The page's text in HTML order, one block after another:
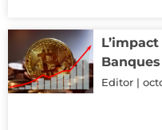
Editor